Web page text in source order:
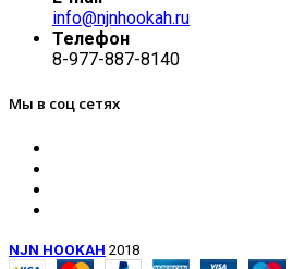
info@njnhookah.ru
Телефон
8-977-887-8140
Мы в соц сетях
NJN HOOKAH 2018